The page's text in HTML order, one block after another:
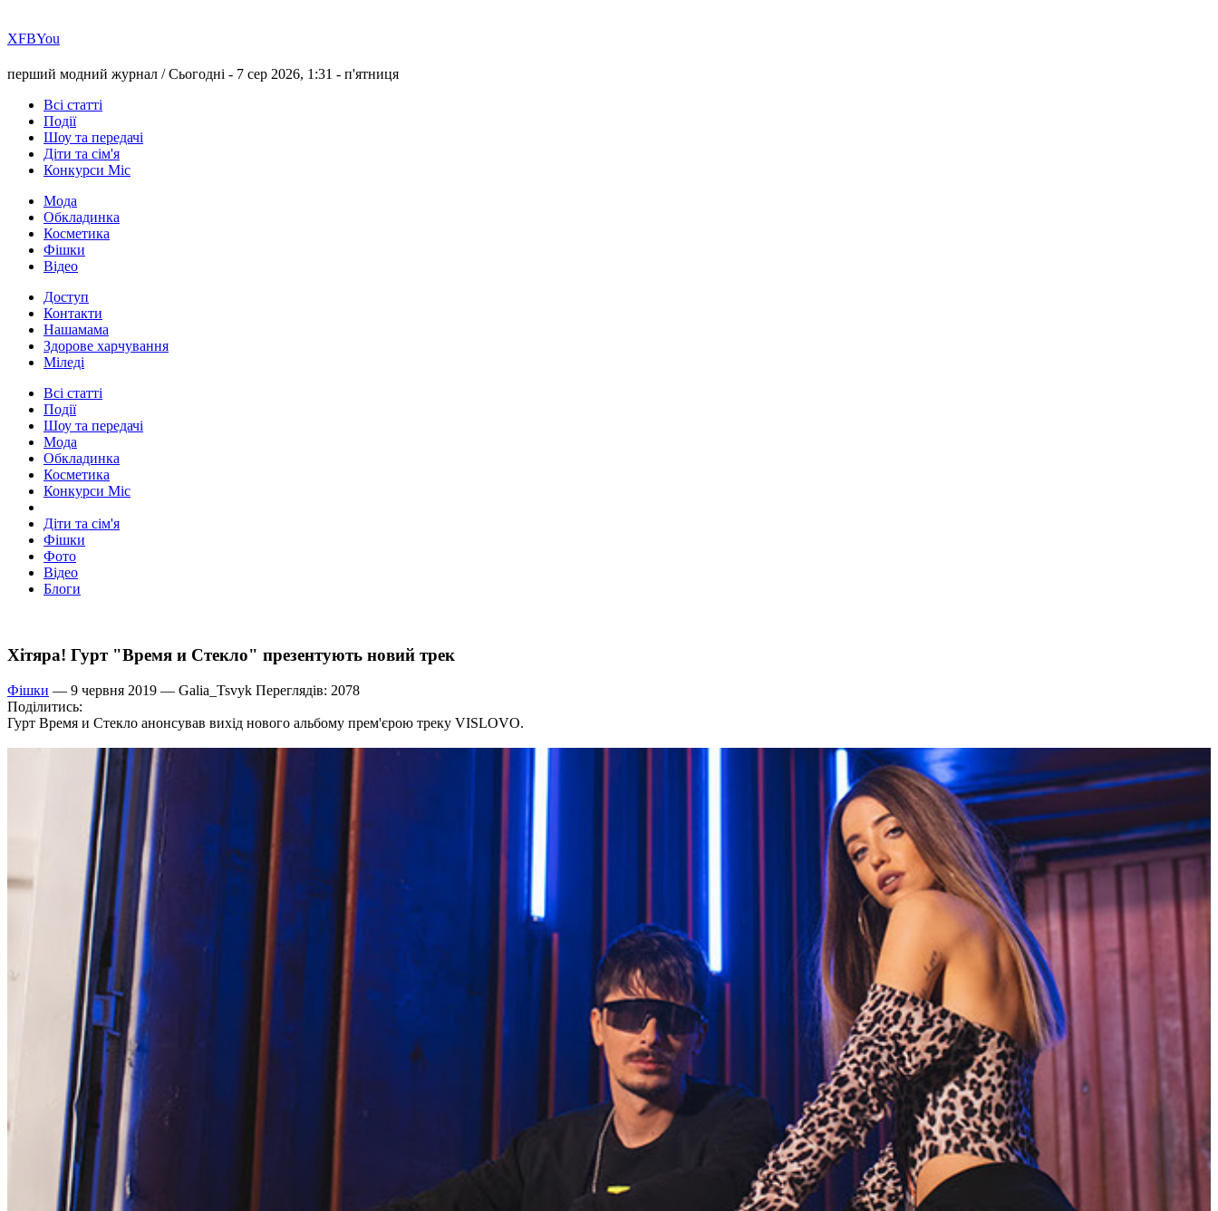
ХFBYou
перший модний журнал /Сьогодні - 7 сер 2026, 1:31 - п'ятниця
Всі статті
Події
Шоу та передачі
Діти та сім'я
Конкурси Міс
Мода
Обкладинка
Косметика
Фішки
Відео
Доступ
Контакти
Нашамама
Здорове харчування
Міледі
Всі статті
Події
Шоу та передачі
Мода
Обкладинка
Косметика
Конкурси Міс
Діти та сім'я
Фішки
Фото
Відео
Блоги
Хітяра! Гурт "Время и Стекло" презентують новий трек
Фішки — 9 червня 2019 — Galia_Tsvyk Переглядів: 2078
Поділитись:
Гурт Время и Стекло анонсував вихід нового альбому прем'єрою треку VISLOVO.